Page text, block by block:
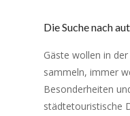
Die Suche nach
Gäste wollen in
sammeln, immer
Besonderheiten
städtetouristische